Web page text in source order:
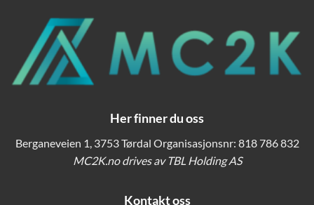
Her finner du oss
Berganeveien 1, 3753 Tørdal Organisasjonsnr: 818 786 832
MC2K.no drives av TBL Holding AS
Kontakt oss